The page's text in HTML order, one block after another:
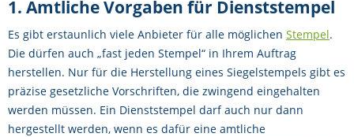
1. Amtliche Vorgaben für Dienststempel
Es gibt erstaunlich viele Anbieter für alle möglichen Stempel.
Die dürfen auch „fast jeden Stempel“ in Ihrem Auftrag
herstellen. Nur für die Herstellung eines Siegelstempels gibt es
präzise gesetzliche Vorschriften, die zwingend eingehalten
werden müssen. Ein Dienststempel darf auch nur dann
hergestellt werden, wenn es dafür eine amtliche